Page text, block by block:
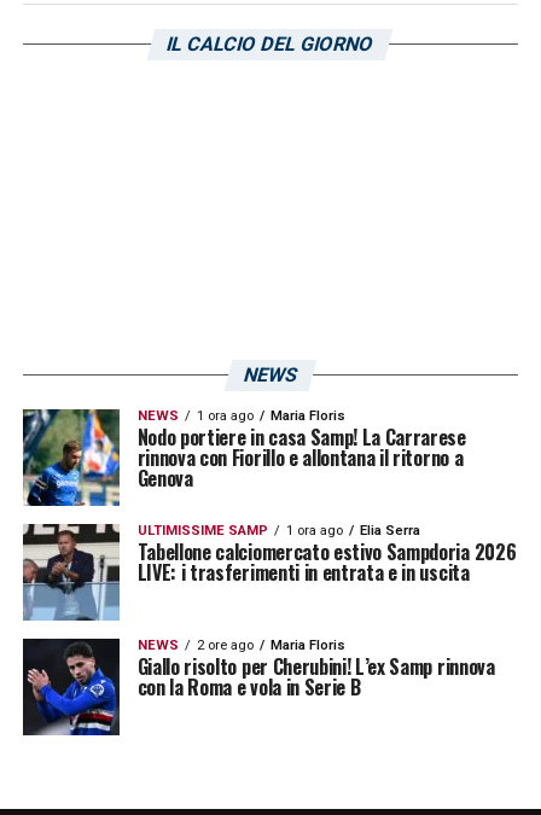
inaspettato, quello di Bartosz Bereszynski
LA PLAYLIST DELLE NOSTRE TOP NEWS
IL CALCIO DEL GIORNO
NEWS
NEWS 1 ora ago Maria Floris
Nodo portiere in casa Samp! La Carrarese
rinnova con Fiorillo e allontana il ritorno a
Genova
ULTIMISSIME SAMP 1 ora ago Elia Serra
Tabellone calciomercato estivo Sampdoria 2026
LIVE: i trasferimenti in entrata e in uscita
NEWS 2 ore ago Maria Floris
Giallo risolto per Cherubini! L’ex Samp rinnova
con la Roma e vola in Serie B